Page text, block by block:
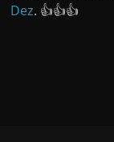
Dez. 👍👍👍